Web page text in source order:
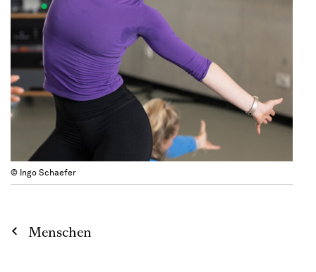
© Ingo Schaefer
Menschen